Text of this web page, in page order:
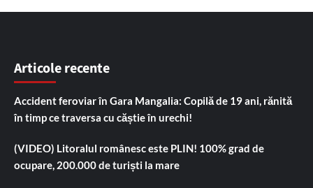
Articole recente
Accident feroviar în Gara Mangalia: Copilă de 19 ani, rănită
în timp ce traversa cu căștie în urechi!
(VIDEO) Litoralul românesc este PLIN! 100% grad de
ocupare, 200.000 de turiști la mare